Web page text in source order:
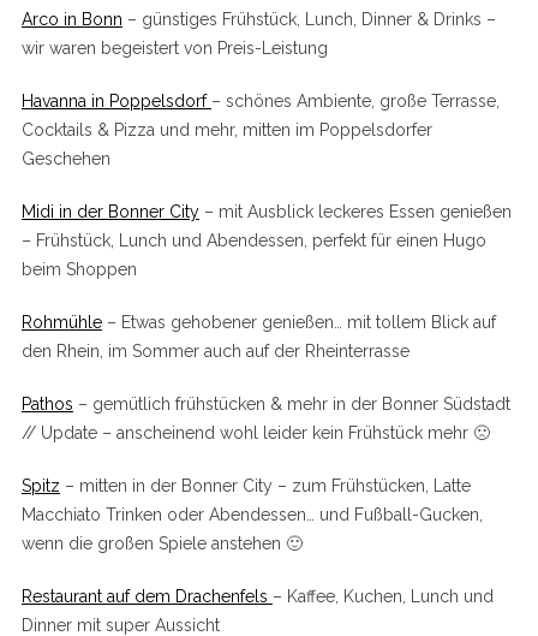
Arco in Bonn – günstiges Frühstück, Lunch, Dinner & Drinks –
wir waren begeistert von Preis-Leistung
Havanna in Poppelsdorf – schönes Ambiente, große Terrasse,
Cocktails & Pizza und mehr, mitten im Poppelsdorfer
Geschehen
Midi in der Bonner City– mit Ausblick leckeres Essen genießen
– Frühstück, Lunch und Abendessen, perfekt für einen Hugo
beim Shoppen
Rohmühle– Etwas gehobener genießen… mit tollem Blick auf
den Rhein, im Sommer auch auf der Rheinterrasse
Pathos – gemütlich frühstücken & mehr in der Bonner Südstadt
// Update – anscheinend wohl leider kein Frühstück mehr 🙁
Spitz – mitten in der Bonner City – zum Frühstücken, Latte
Macchiato Trinken oder Abendessen… und Fußball-Gucken,
wenn die großen Spiele anstehen 🙂
Restaurant auf dem Drachenfels – Kaffee, Kuchen, Lunch und
Dinner mit super Aussicht